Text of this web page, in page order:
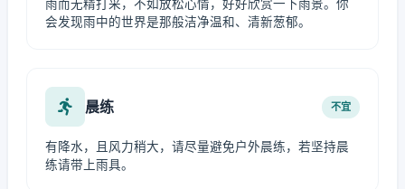
雨而无精打采，不如放松心情，好好欣赏一下雨景。你
会发现雨中的世界是那般洁净温和、清新葱郁。
晨练 不宜
有降水，且风力稍大，请尽量避免户外晨练，若坚持晨
练请带上雨具。